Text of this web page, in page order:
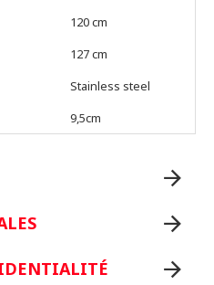
120 cm
127 cm
Stainless steel
9,5cm